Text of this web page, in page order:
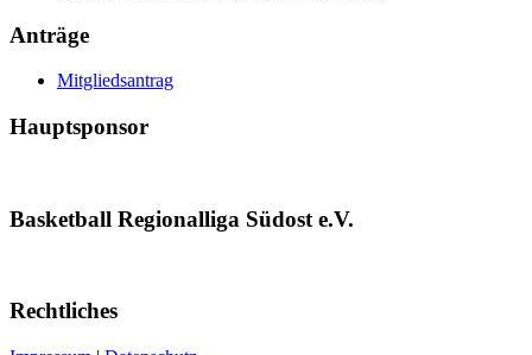
Anträge
Mitgliedsantrag
Hauptsponsor
Basketball Regionalliga Südost e.V.
Rechtliches